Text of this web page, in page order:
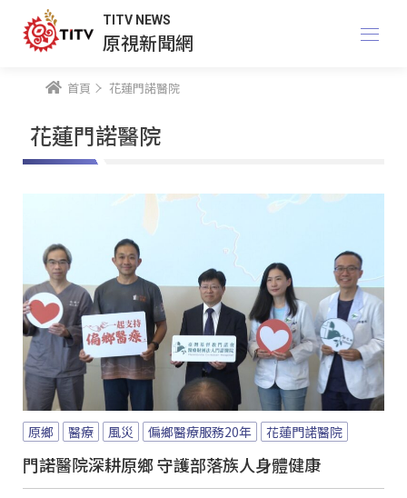
TITV NEWS
原視新聞網
首頁 花蓮門諾醫院
花蓮門諾醫院
原鄉 醫療 風災 偏鄉醫療服務20年 花蓮門諾醫院
門諾醫院深耕原鄉 守護部落族人身體健康